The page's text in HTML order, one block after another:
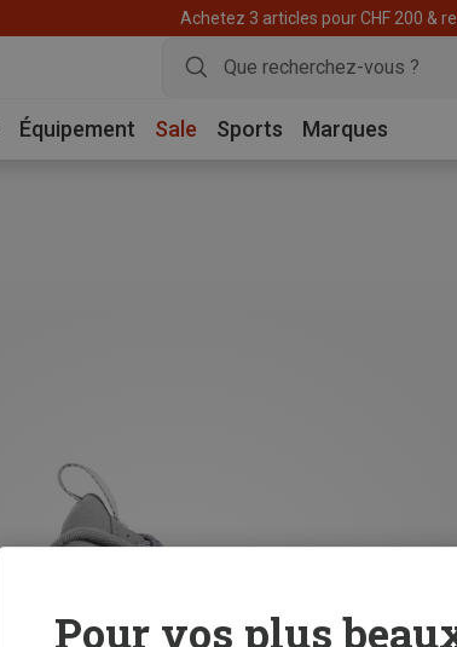
Achetez 3 articles pour CHF 200 &
Équipement Sale Sports Marques
Pour vos plus